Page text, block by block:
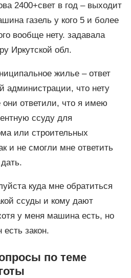
2400+свет в год – выходит
газель у кого 5 и более
вообще нету. задавала
Иркутской обл.
жилье – ответ
администрации, что нету
они ответили, что я имею
ссуду для
или строительных
и не смогли мне ответить
куда мне обратиться
ссуды и кому дают
у меня машина есть, но
есть закон.
по теме